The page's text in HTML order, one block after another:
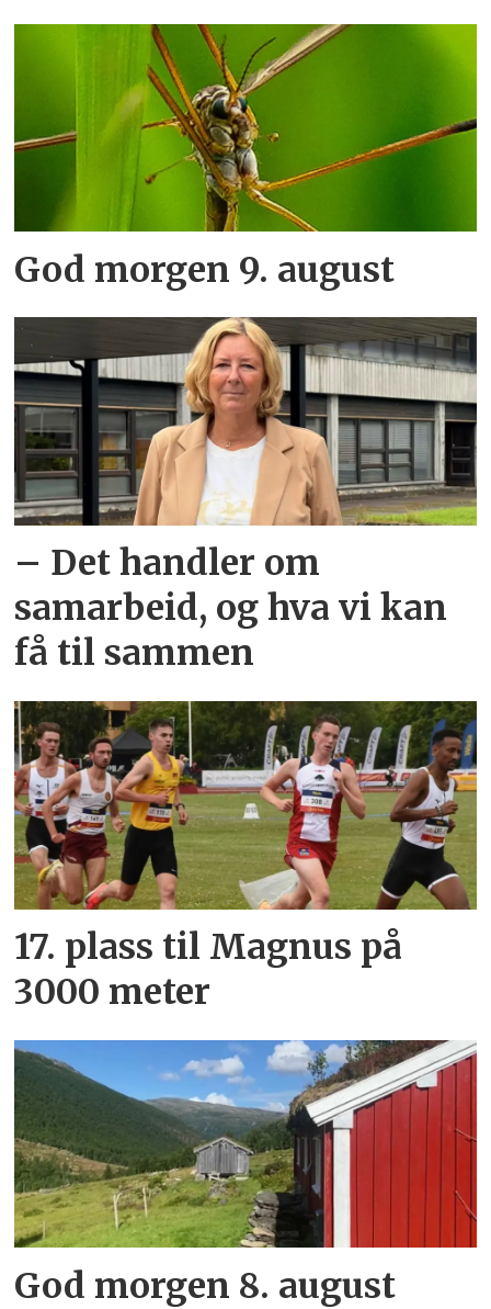
God morgen 9. august
– Det handler om
samarbeid, og hva vi kan
få til sammen
17. plass til Magnus på
3000 meter
God morgen 8. august